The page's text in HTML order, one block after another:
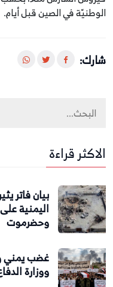
الوطنيّة في الصين قبل أيام.
شارك:
الاكثر قراءة
بيان فاتر
اليمنية
وحضرموت
غضب يمني
ووزارة